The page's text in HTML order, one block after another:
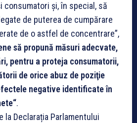
şi, în special, să
de puterea de cumpărare
de o astfel de concentrare”,
să propună măsuri adecvate,
pentru a proteja consumatorii,
de orice abuz de poziţie
negative identificate în
.
la Declarația Parlamentului